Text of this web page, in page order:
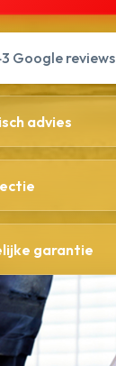
Google reviews
advies
garantie